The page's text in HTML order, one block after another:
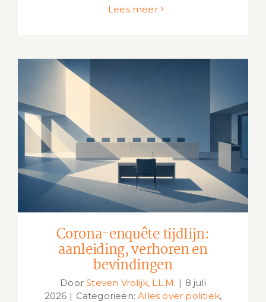
Lees meer
Corona-enquête tijdlijn: aanleiding,
verhoren en bevindingen
Corona-enquête tijdlijn:
aanleiding, verhoren en
bevindingen
DoorSteven Vrolijk, LL.M. | 8 juli
2026 | Categorieën:Alles over politiek,